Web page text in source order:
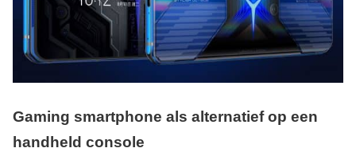
Gaming smartphone als alternatief op een
handheld console